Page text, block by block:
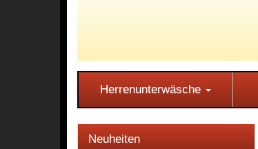
Herrenunterwäsche
Neuheiten